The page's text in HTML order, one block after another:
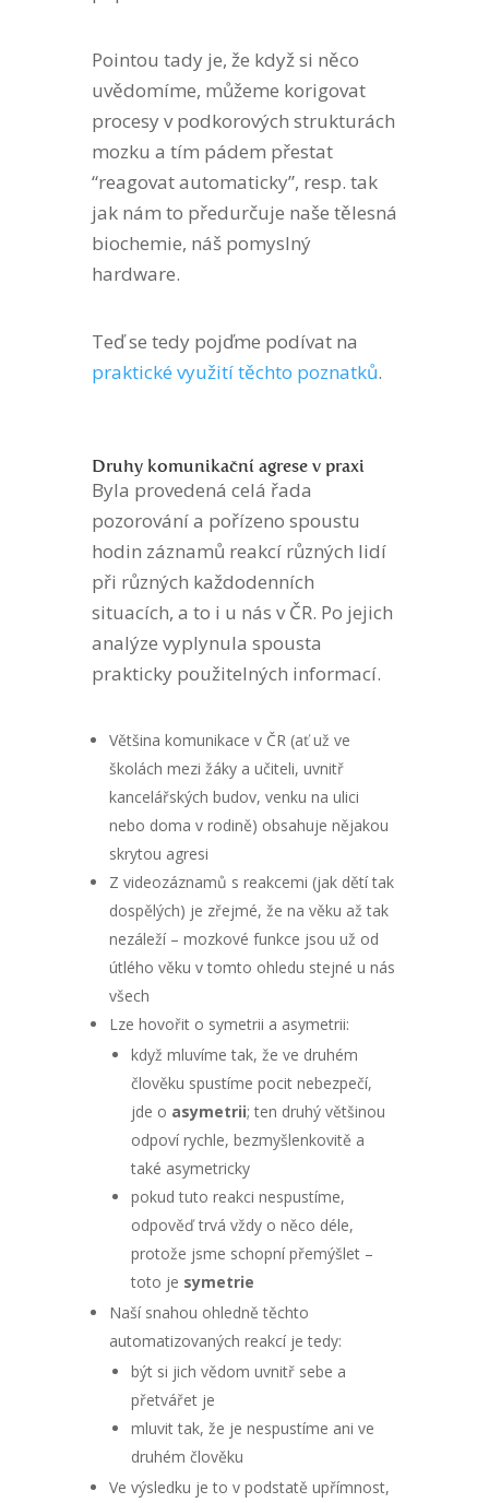
Pointou tady je, že když si něco
uvědomíme, můžeme korigovat
procesy v podkorových strukturách
mozku a tím pádem přestat
“reagovat automaticky”, resp. tak
jak nám to předurčuje naše tělesná
biochemie, náš pomyslný
hardware.
Teď se tedy pojďme podívat na
praktické využití těchto poznatků.
Druhy komunikační agrese v praxi
Byla provedená celá řada
pozorování a pořízeno spoustu
hodin záznamů reakcí různých lidí
při různých každodenních
situacích, a to i u nás v ČR. Po jejich
analýze vyplynula spousta
prakticky použitelných informací.
Většina komunikace v ČR (ať už ve
školách mezi žáky a učiteli, uvnitř
kancelářských budov, venku na ulici
nebo doma v rodině) obsahuje nějakou
skrytou agresi
Z videozáznamů s reakcemi (jak dětí tak
dospělých) je zřejmé, že na věku až tak
nezáleží – mozkové funkce jsou už od
útlého věku v tomto ohledu stejné u nás
všech
Lze hovořit o symetrii a asymetrii:
když mluvíme tak, že ve druhém
člověku spustíme pocit nebezpečí,
jde o asymetrii; ten druhý většinou
odpoví rychle, bezmyšlenkovitě a
také asymetricky
pokud tuto reakci nespustíme,
odpověď trvá vždy o něco déle,
protože jsme schopní přemýšlet –
toto je symetrie
Naší snahou ohledně těchto
automatizovaných reakcí je tedy:
být si jich vědom uvnitř sebe a
přetvářet je
mluvit tak, že je nespustíme ani ve
druhém člověku
Ve výsledku je to v podstatě upřímnost,